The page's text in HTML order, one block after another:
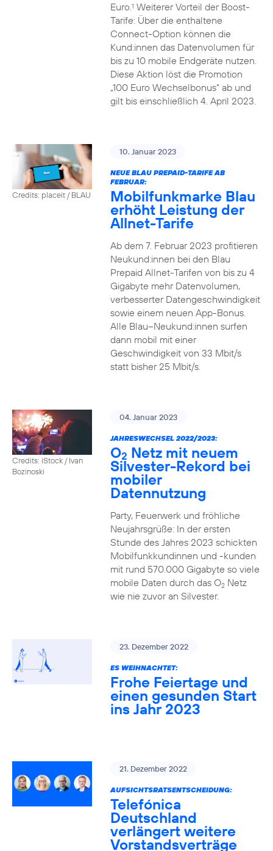
Euro.1 Weiterer Vorteil der Boost-
Tarife: Über die enthaltene
Connect-Option können die
Kund:innen das Datenvolumen für
bis zu 10 mobile Endgeräte nutzen.
Diese Aktion löst die Promotion
„100 Euro Wechselbonus“ ab und
gilt bis einschließlich 4. April 2023.
Credits: placeit / BLAU
10. Januar 2023
NEUE BLAU PREPAID-TARIFE AB
FEBRUAR:
Mobilfunkmarke Blau
erhöht Leistung der
Allnet-Tarife
Ab dem 7. Februar 2023 profitieren
Neukund:innen bei den Blau
Prepaid Allnet-Tarifen von bis zu 4
Gigabyte mehr Datenvolumen,
verbesserter Datengeschwindigkeit
sowie einem neuen App-Bonus.
Alle Blau–Neukund:innen surfen
dann mobil mit einer
Geschwindigkeit von 33 Mbit/s
statt bisher 25 Mbit/s.
Credits: iStock / Ivan
Bozinoski
04. Januar 2023
JAHRESWECHSEL 2022/2023:
O2 Netz mit neuem
Silvester-Rekord bei
mobiler
Datennutzung
Party, Feuerwerk und fröhliche
Neujahrsgrüße: In der ersten
Stunde des Jahres 2023 schickten
Mobilfunkkundinnen und -kunden
mit rund 570.000 Gigabyte so viele
mobile Daten durch das O2Netz
wie nie zuvor an Silvester.
23. Dezember 2022
ES WEIHNACHTET:
Frohe Feiertage und
einen gesunden Start
ins Jahr 2023
21. Dezember 2022
AUFSICHTSRATSENTSCHEIDUNG:
Telefónica
Deutschland
verlängert weitere
Vorstandsverträge